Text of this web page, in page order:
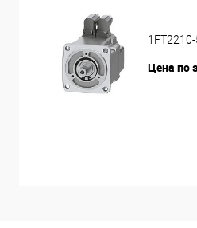
1FT2210-
Цена по